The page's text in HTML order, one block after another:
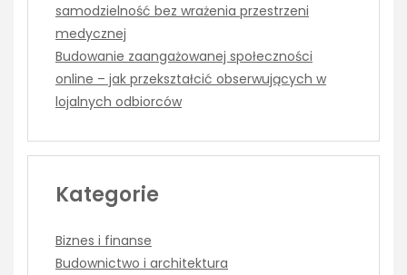
samodzielność bez wrażenia przestrzeni
medycznej
Budowanie zaangażowanej społeczności
online – jak przekształcić obserwujących w
lojalnych odbiorców
Kategorie
Biznes i finanse
Budownictwo i architektura